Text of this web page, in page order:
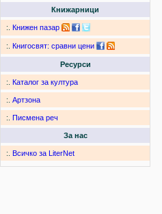
Книжарници
:. Книжен пазар
:. Книгосвят: сравни цени
Ресурси
:. Каталог за култура
:. Артзона
:. Писмена реч
За нас
:. Всичко за LiterNet